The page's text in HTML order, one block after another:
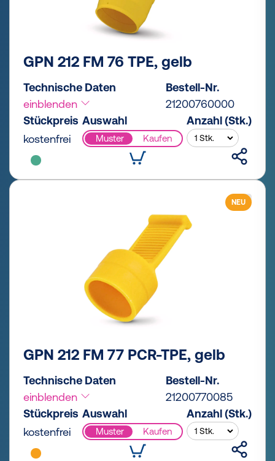
GPN 212 FM 76 TPE, gelb
Technische Daten
einblenden
Bestell-Nr.
21200760000
Stückpreis
kostenfrei
Auswahl
Muster Kaufen
Anzahl (Stk.)
NEU
GPN 212 FM 77 PCR-TPE, gelb
Technische Daten
einblenden
Bestell-Nr.
21200770085
Stückpreis
kostenfrei
Auswahl
Muster Kaufen
Anzahl (Stk.)